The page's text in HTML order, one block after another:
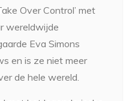
Over Control’ met
wereldwijde
Eva Simons
en is ze niet meer
de hele wereld.